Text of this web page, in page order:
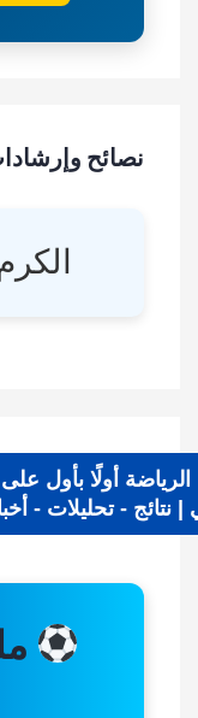
نصائح
الرياضة أولًا بأول
| نتائج - تحليلات